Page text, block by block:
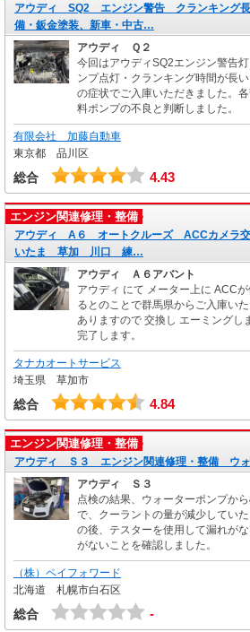
アウディ SQ2 エンジン警告 クランキング
備・鈑金塗装、新車・中古…
アウディ Ｑ２
今回はアウディSQ2エンジン警告
ンプ点灯・クランキング時間が長
の症状でご入庫いただきました。
料ポンプの不良と判断しました。
有限会社 加藤自動車
東京都 品川区
総合 4.43
エンジン関連修理・整備
アウディ A６ オートクルーズ ACCカメラ
いたま 草加 川口 練…
アウディ Ａ６アバント
アウディ にて メーター上に ACC
るとのことで群馬県からご入庫い
ありますので 交換し エーミングし
完了します。
タナカオートサービス
埼玉県 草加市
総合 4.84
エンジン関連修理・整備
アウディ Ｓ３ エンジン関連修理・整備 ウォ
アウディ Ｓ３
点検の結果、ウォーターポンプか
で、クーラントの量が減少してい
の後、テスターを使用して漏れが
がないことを確認しました。
（株）ペイフォワード
北海道 札幌市白石区
総合 -